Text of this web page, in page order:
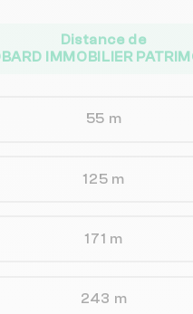
Distance de
IMMOBILIER
55 m
125 m
171 m
243 m